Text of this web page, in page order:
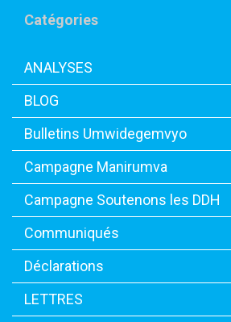
Catégories
ANALYSES
BLOG
Bulletins Umwidegemvyo
Campagne Manirumva
Campagne Soutenons les DDH
Communiqués
Déclarations
LETTRES